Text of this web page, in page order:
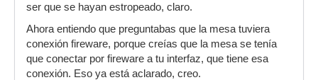
ser que se hayan estropeado, claro.
Ahora entiendo que preguntabas que la mesa tuviera
conexión fireware, porque creías que la mesa se tenía
que conectar por fireware a tu interfaz, que tiene esa
conexión. Eso ya está aclarado, creo.